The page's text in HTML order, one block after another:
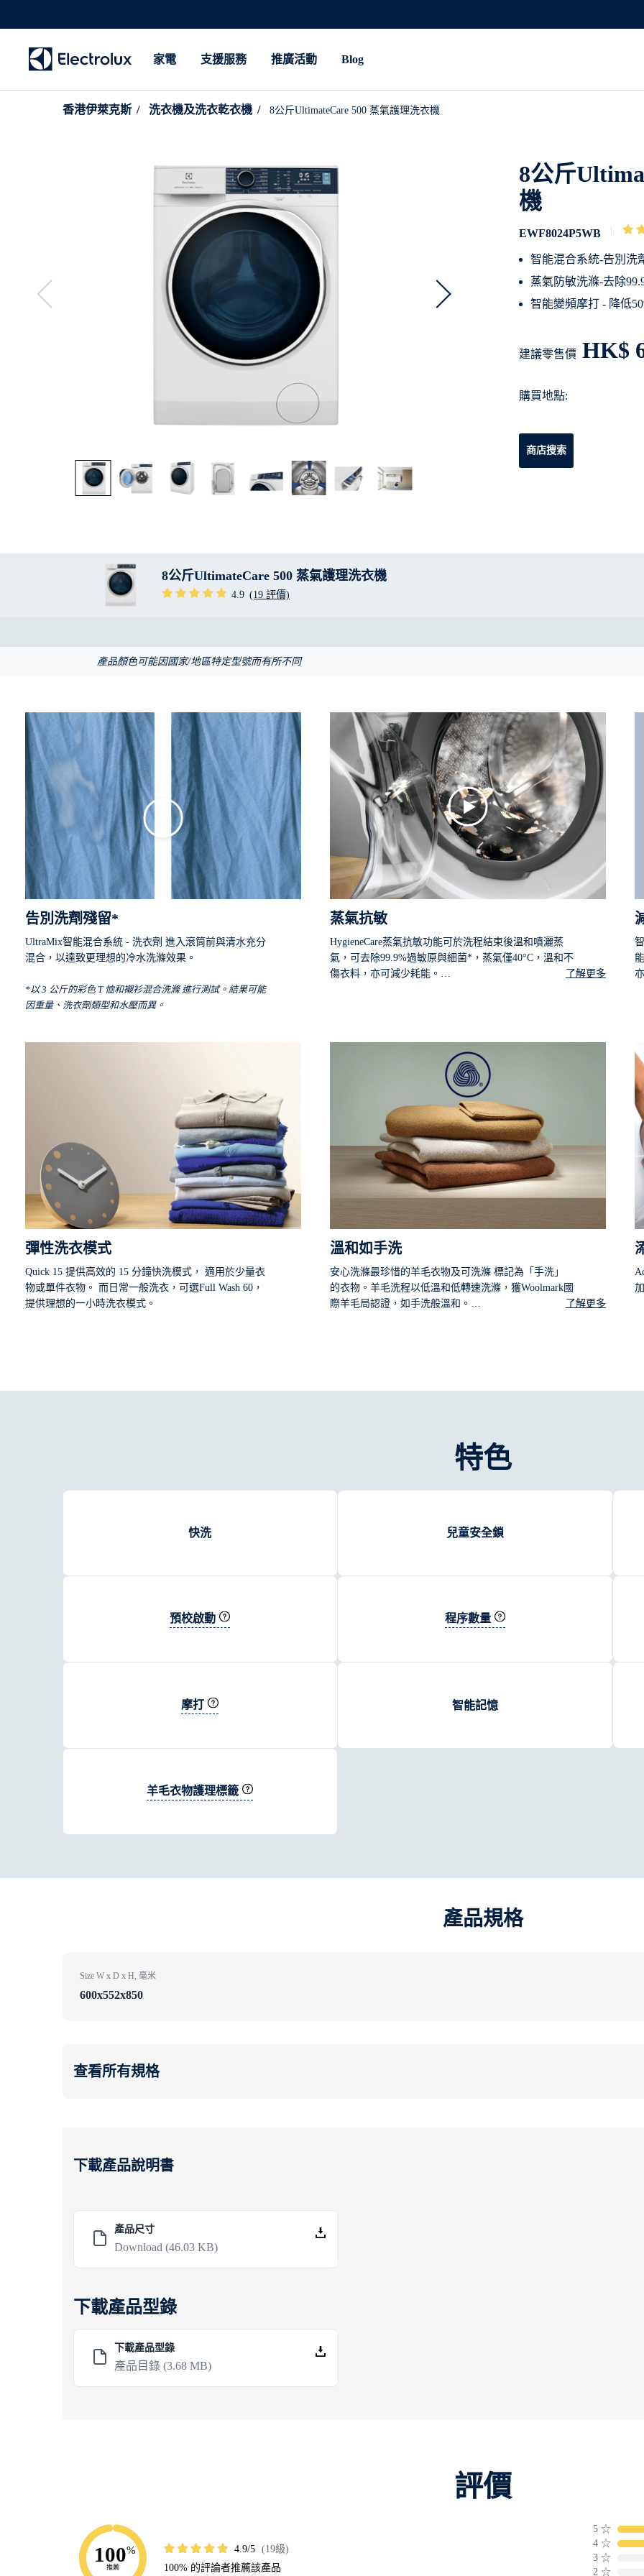
家電 支援服務 推廣活動 Blog
香港伊萊克斯 洗衣機及洗衣乾衣機 8公斤UltimateCare 500 蒸氣護理洗衣機
8公斤
機
EWF8024P5WB
智能混合系統-告別洗
蒸氣防敏洗滌-去除
智能變頻摩打 - 降低
建議零售價 HK$
購買地點:
商店搜索
8公斤UltimateCare 500 蒸氣護理洗衣機
4.9 (19 評價)
產品顏色可能因國家/地區特定型號而有所不同
告別洗劑殘留*
UltraMix智能混合系統 - 洗衣劑 進入滾筒前與清水充分
混合，以達致更理想的冷水洗滌效果。
*以 3 公斤的彩色 T 恤和襯衫混合洗滌 進行測試。結果可能
因重量、洗衣劑類型和水壓而異。
蒸氣抗敏
HygieneCare蒸氣抗敏功能可於洗程結束後溫和噴灑蒸
氣，可去除99.9%過敏原與細菌*，蒸氣僅40°C，溫和不
傷衣料，亦可減少耗能。
了解更多
彈性洗衣模式
Quick 15 提供高效的 15 分鐘快洗模式， 適用於少量衣
物或單件衣物。 而日常一般洗衣，可選Full Wash 60，
提供理想的一小時洗衣模式。
溫和如手洗
安心洗滌最珍惜的羊毛衣物及可洗滌 標記為「手洗」
的衣物。羊毛洗程以低溫和低轉速洗滌，獲Woolmark國
際羊毛局認證，如手洗般溫和。
了解更多
特色
快洗 兒童安全鎖
預校啟動 程序數量
摩打 智能記憶
羊毛衣物護理標籤
產品規格
Size W x D x H, 毫米
600x552x850
查看所有規格
下載產品說明書
產品尺寸
Download (46.03 KB)
下載產品型錄
下載產品型錄
產品目錄 (3.68 MB)
評價
100%
推薦
4.9/5 (19級)
100% 的評論者推薦該產品
5 ☆
4 ☆
3 ☆
2 ☆